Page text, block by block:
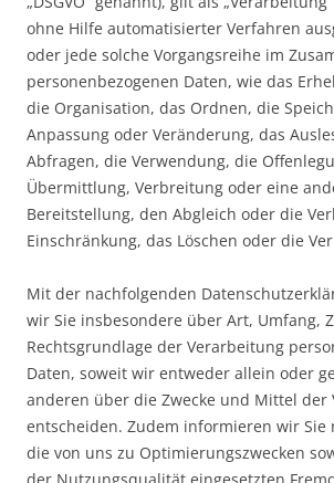
ohne Hilfe automatisierter Verfahren
oder jede solche Vorgangsreihe im
personenbezogenen Daten, wie das
die Organisation, das Ordnen, die
Anpassung oder Veränderung, das
Abfragen, die Verwendung, die
Übermittlung, Verbreitung oder eine
Bereitstellung, den Abgleich oder die
Einschränkung, das Löschen oder die
Mit der nachfolgenden
wir Sie insbesondere über Art, Umfang,
Rechtsgrundlage der Verarbeitung
Daten, soweit wir entweder allein oder
anderen über die Zwecke und Mittel der
entscheiden. Zudem informieren wir Sie
die von uns zu Optimierungszwecken